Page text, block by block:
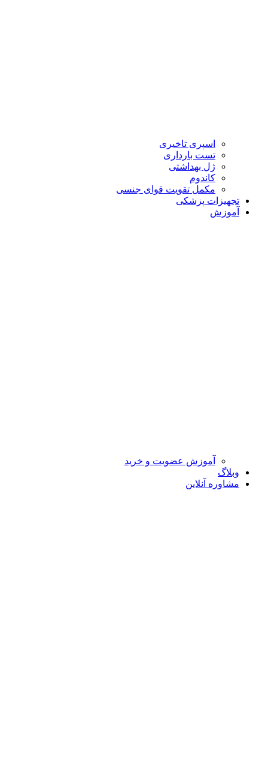
اسپری تاخیری
تست بارداری
ژل بهداشتی
کاندوم
مکمل تقویت قوای جنسی
تجهیزات پزشکی
آموزش
آموزش عضویت و خرید
وبلاگ
مشاوره آنلاین